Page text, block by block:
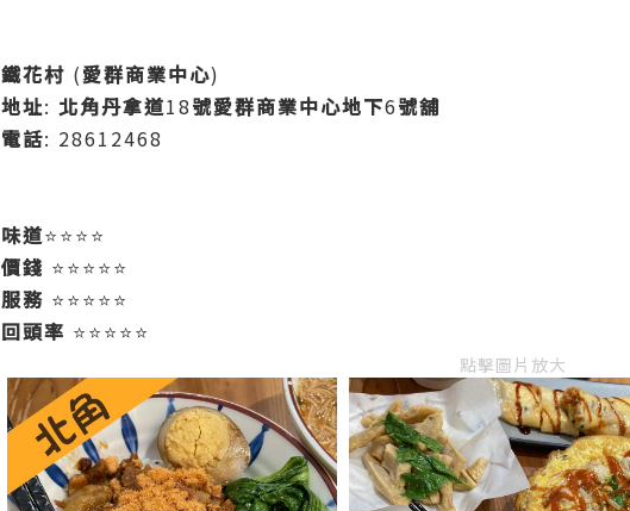
鐵花村 (愛群商業中心)
地址: 北角丹拿道18號愛群商業中心地下6號舖
電話: 28612468
味道⭐️⭐️⭐️⭐️
價錢 ⭐️⭐️⭐️⭐️⭐️
服務 ⭐️⭐️⭐️⭐️⭐️
回頭率 ⭐️⭐️⭐️⭐️⭐️
點擊圖片放大